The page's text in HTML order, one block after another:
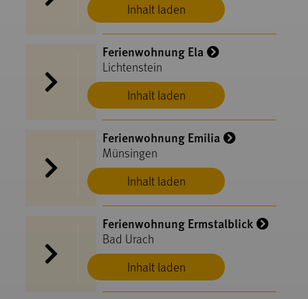
Inhalt laden
Inhalt laden
Ferienwohnung Ela
Lichtenstein
Inhalt laden
Ferienwohnung Emilia
Münsingen
Inhalt laden
Ferienwohnung Ermstalblick
Bad Urach